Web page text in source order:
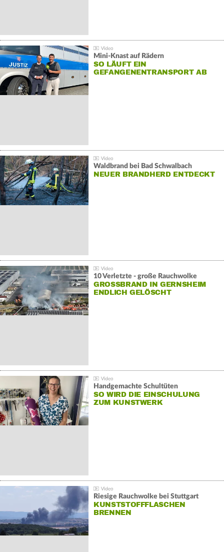
Mini-Knast auf Rädern
SO LÄUFT EIN
GEFANGENENTRANSPORT AB
Waldbrand bei Bad Schwalbach
NEUER BRANDHERD ENTDECKT
10 Verletzte - große Rauchwolke
GROSSBRAND IN GERNSHEIM E
NDLICH GELÖSCHT
Handgemachte Schultüten
SO WIRD DIE EINSCHULUNG
ZUM KUNSTWERK
Riesige Rauchwolke bei Stuttgart
KUNSTSTOFFFLASCHEN
BRENNEN